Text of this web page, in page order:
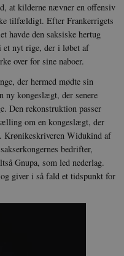
at kilderne nævner en offensiv
tilfældigt. Efter Frankerrigets
havde den saksiske hertug
et nyt rige, der i løbet af
over for sine naboer.
der hermed mødte sin
ny kongeslægt, der senere
Den rekonstruktion passer
om en kongeslægt, der
Krønikeskriveren Widukind af
bedrifter,
Gnupa, som led nederlag.
giver i så fald et tidspunkt for